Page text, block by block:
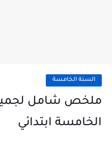
السنة الخامسة
ملخص شامل
الخامسة ابتدائي